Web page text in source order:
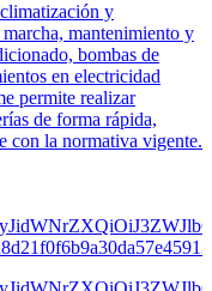
y
mantenimiento y
bombas de
en electricidad
permite realizar
de forma rápida,
con la normativa vigente.